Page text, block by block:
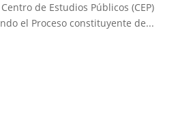
de Estudios Públicos (CEP)
el Proceso constituyente de...